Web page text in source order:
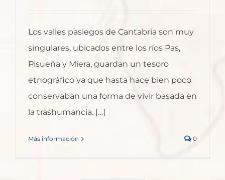
Los valles pasiegos de Cantabria son muy
singulares, ubicados entre los ríos Pas,
Pisueña y Miera, guardan un tesoro
etnográfico ya que hasta hace bien poco
conservaban una forma de vivir basada en
la trashumancia. […]
Más información 0